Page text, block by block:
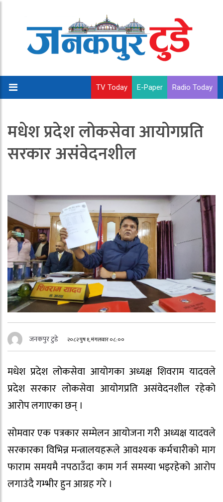
TV Today E-Paper Radio Today
मधेश प्रदेश लोकसेवा आयोगप्रति
सरकार असंवेदनशील
जनकपुर टुडे २०८२ पुष १, मंगलवार ०८:००
मधेश प्रदेश लोकसेवा आयोगका अध्यक्ष शिवराम यादवले
प्रदेश सरकार लोकसेवा आयोगप्रति असंवेदनशील रहेको
आरोप लगाएका छन् ।
सोमवार एक पत्रकार सम्मेलन आयोजना गरी अध्यक्ष यादवले
सरकारका विभिन्न मन्त्रालयहरूले आवश्यक कर्मचारीको माग
फाराम समयमै नपठाउँदा काम गर्न समस्या भइरहेको आरोप
लगाउंदै गम्भीर हुन आग्रह गरे ।